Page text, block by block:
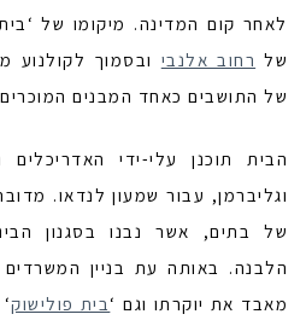
לאחר קום המדינה. מיקומו של
של רחוב אלנבי ובסמוך לקולנוע
של התושבים כאחד המבנים
הבית תוכנן עלי-ידי האדריכלים
וגליברמן, עבור שמעון לנדאו.
של בתים, אשר נבנו בסגנון
הלבנה. באותה עת בניין
מאבד את יוקרתו וגם ‘בית פולישוק